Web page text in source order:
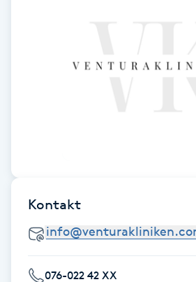
Kroppsinpackning
Kärlbehandling
Laserbehandling
Lashlift Keratin
Kontakt
076-022 42 XX